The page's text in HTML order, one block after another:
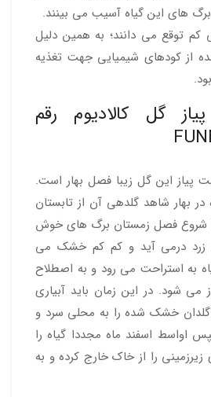
های این گیاه آسیب می بینند.
کم توقع می دانند؛ به همین دلیل
از کودهای شیمیایی جهت تغذیه
گل کالادیوم رقم
پیاز این گل زیبا فصل بهار است.
در بهار شاهد گلدهی آن از تابستان
با شروع فصل زمستان برگ های خوش
زرد درمی آید و کم کم خشک می
به استراحت می رود و به اصطلاح
می شود. در این زمان باید آبیاری
گلدان خشک شده را به محلی سرد و
اواسط اسفند ماه مجددا گیاه را
را از خاک خارج کرده و به